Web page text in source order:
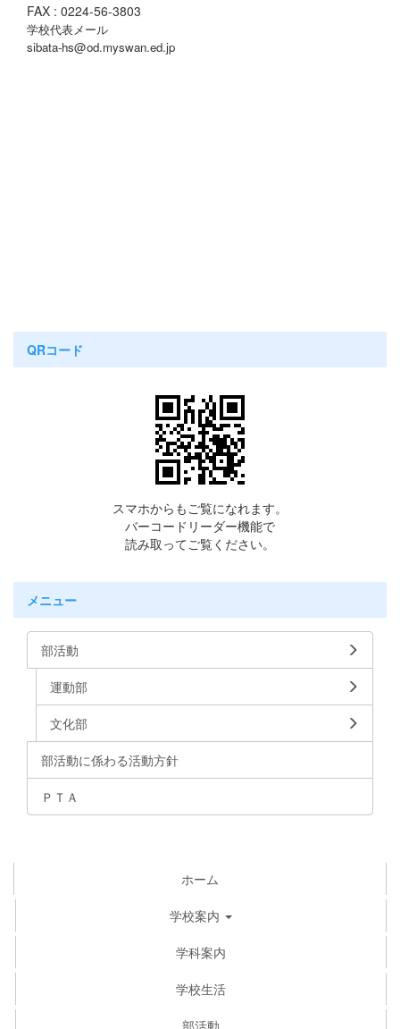
FAX : 0224-56-3803
学校代表メール
sibata-hs@od.myswan.ed.jp
QRコード
スマホからもご覧になれます。
バーコードリーダー機能で
読み取ってご覧ください。
メニュー
部活動
運動部
文化部
部活動に係わる活動方針
ＰＴＡ
ホーム
学校案内
学科案内
学校生活
部活動